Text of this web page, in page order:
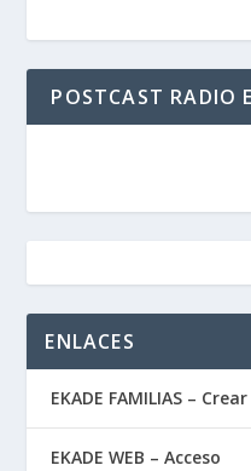
POSTCAST RADIO
ENLACES
EKADE FAMILIAS –
EKADE WEB – Acceso